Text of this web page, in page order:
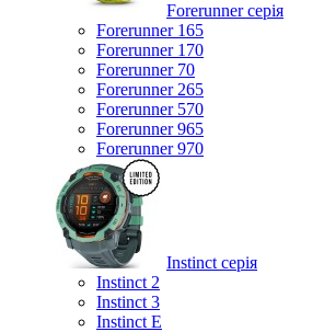
Forerunner серія
Forerunner 165
Forerunner 170
Forerunner 70
Forerunner 265
Forerunner 570
Forerunner 965
Forerunner 970
Instinct серія
Instinct 2
Instinct 3
Instinct E